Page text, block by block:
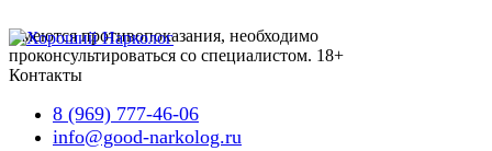
Имеются противопоказания, необходимо
проконсультироваться со специалистом. 18+
Контакты
8 (969) 777-46-06
info@good-narkolog.ru